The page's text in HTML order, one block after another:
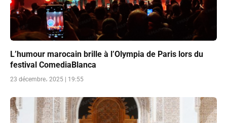
L’humour marocain brille à l’Olympia de Paris lors du
festival ComediaBlanca
23 décembre، 2025 | 19:55